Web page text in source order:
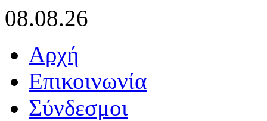
08.08.26
Αρχή
Επικοινωνία
Σύνδεσμοι